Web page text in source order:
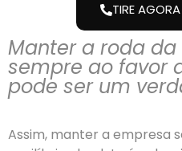
TIRE
Manter a roda
sempre ao favor
pode ser um
Assim, manter a empresa